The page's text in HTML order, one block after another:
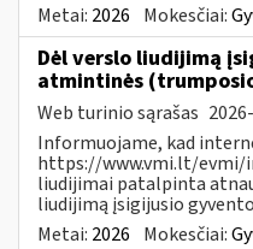
Metai: 2026 Mokesčiai:
Dėl verslo liudijimą
atmintinės
Web turinio sąrašas
Informuojame, kad
https://www.vmi.lt/evmi/
liudijimai patalpinta
liudijimą įsigijusio
Metai: 2026 Mokesčiai: